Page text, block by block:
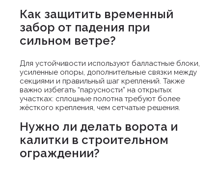
Как защитить временный
забор от падения при
сильном ветре?
Для устойчивости используют балластные блоки,
усиленные опоры, дополнительные связки между
секциями и правильный шаг креплений. Также
важно избегать “парусности” на открытых
участках: сплошные полотна требуют более
жёсткого крепления, чем сетчатые решения.
Нужно ли делать ворота и
калитки в строительном
ограждении?